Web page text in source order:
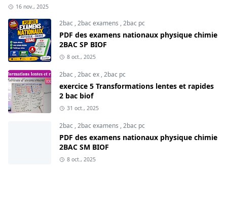
16 nov., 2025
2bac ,2bac examens ,2bac pc
PDF des examens nationaux physique chimie
2BAC SP BIOF
8 oct., 2025
2bac ,2bac ex ,2bac pc
exercice 5 Transformations lentes et rapides
2 bac biof
31 oct., 2025
2bac ,2bac examens ,2bac pc
PDF des examens nationaux physique chimie
2BAC SM BIOF
8 oct., 2025